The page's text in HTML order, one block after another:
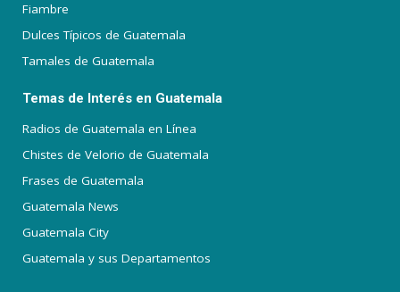
Fiambre
Dulces Típicos de Guatemala
Tamales de Guatemala
Temas de Interés en Guatemala
Radios de Guatemala en Línea
Chistes de Velorio de Guatemala
Frases de Guatemala
Guatemala News
Guatemala City
Guatemala y sus Departamentos